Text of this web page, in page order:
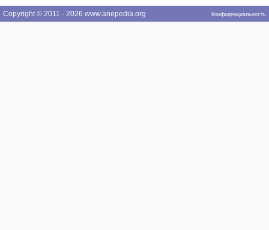
Copyright © 2011 - 2026 www.anepedia.org Конфиденциальность